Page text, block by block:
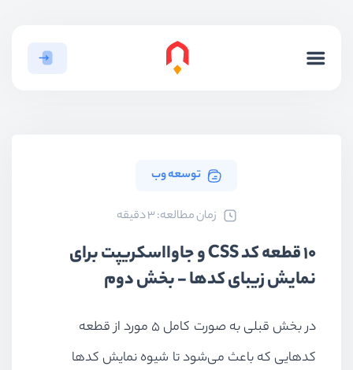
توسعه وب
ﺯﻣﺎﻥ ﻣﻄﺎﻟﻌﻪ: 3 دقیقه
10 قطعه کد CSS و جاوااسکریپت برای
نمایش زیبای کدها - بخش دوم
در بخش قبلی به صورت کامل ۵ مورد از قطعه
کدهایی که باعث می‌شود تا شیوه نمایش کدها